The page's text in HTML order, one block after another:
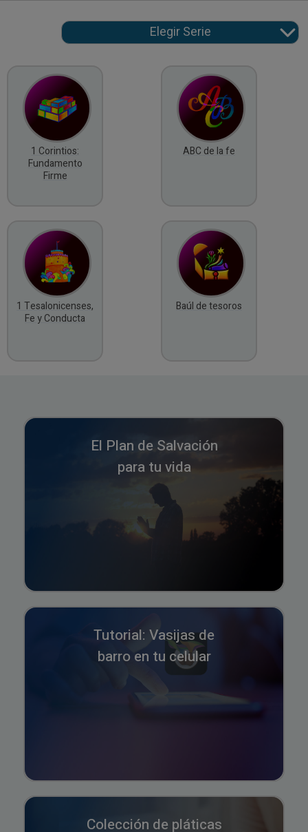
El Plan de Salvación
para tu vida
Tutorial: Vasijas de
barro en tu celular
Colección de pláticas
1 Corintios:
Fundamento
Firme
1 Tesalonicenses,
Fe y Conducta
ABC de la fe
Baúl de tesoros